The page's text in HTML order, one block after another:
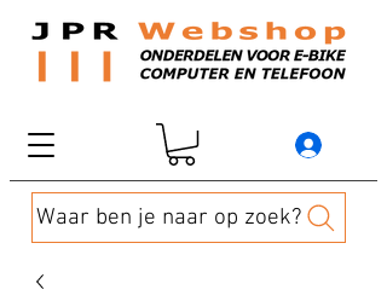
Waar ben je naar op zoek?